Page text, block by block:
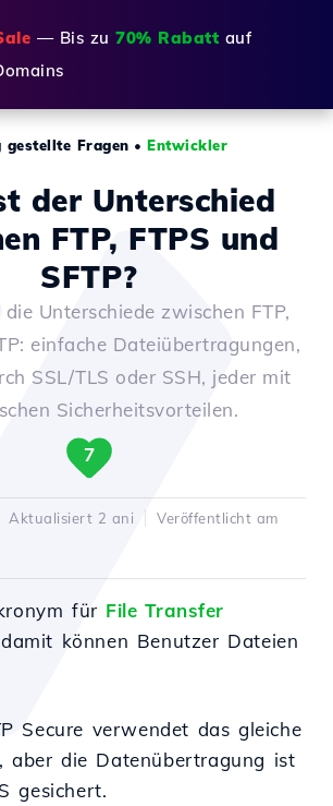
— Bis zu 70% Rabatt auf
gestellte Fragen • Entwickler
der Unterschied
FTP, FTPS und
SFTP?
Unterschiede zwischen FTP,
einfache Dateiübertragungen,
SSL/TLS oder SSH, jeder mit
Sicherheitsvorteilen.
7
Aktualisiert 2 ani
Veröffentlicht am
für File Transfer
können Benutzer Dateien
Secure verwendet das gleiche
aber die Datenübertragung ist
gesichert.